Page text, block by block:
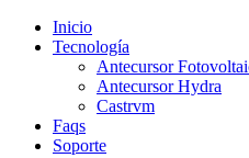
Inicio
Tecnología
Antecursor
Antecursor Hydra
Castrvm
Faqs
Soporte